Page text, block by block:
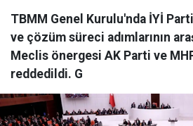
TBMM Genel Kurulu'nda İYİ
ve çözüm süreci adımlarının
Meclis önergesi AK Parti ve
reddedildi. G